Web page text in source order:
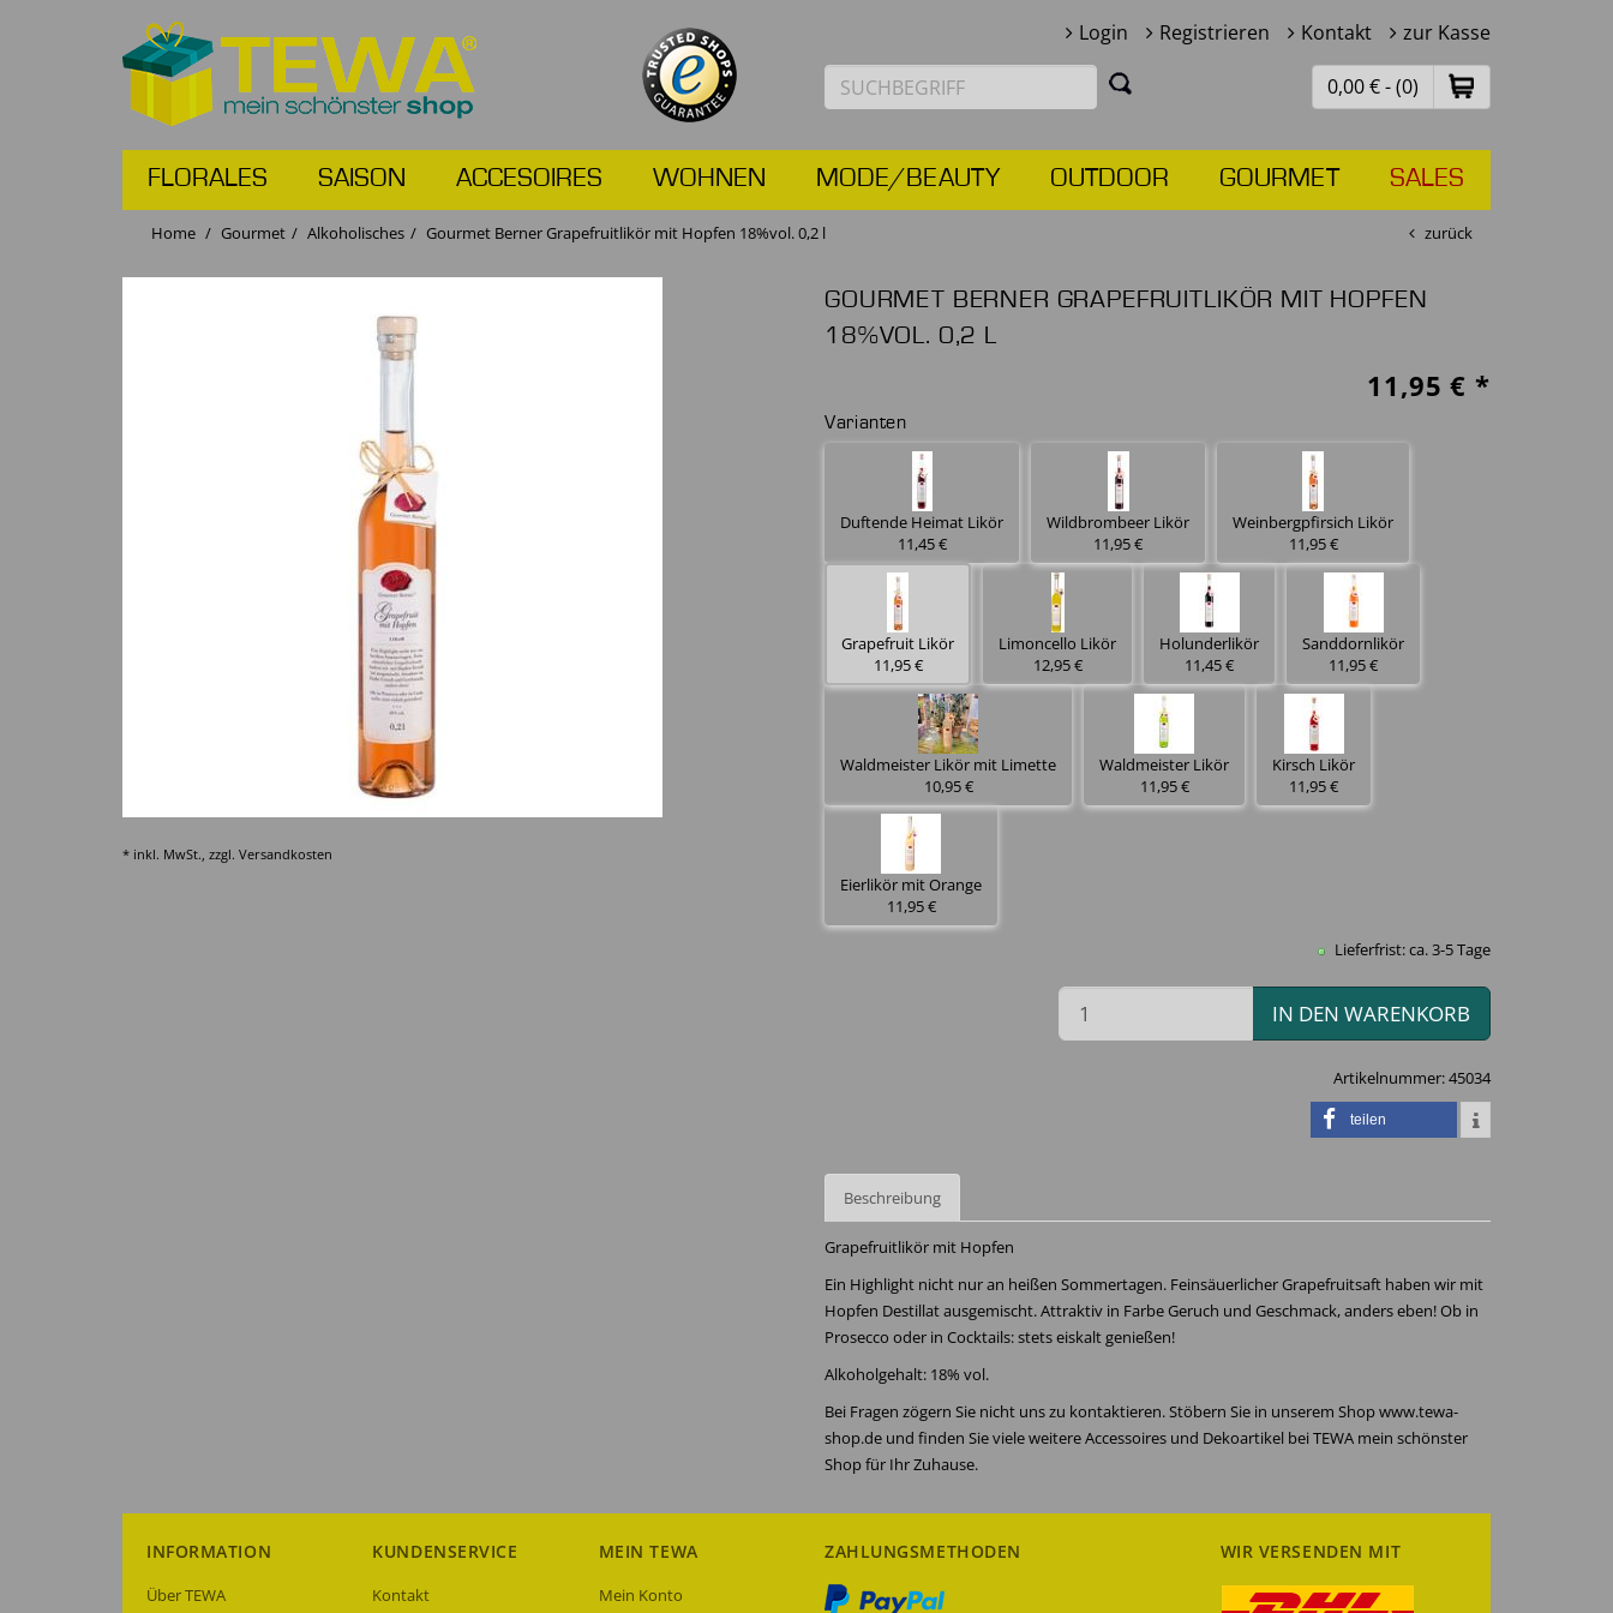
Login Registrieren Kontakt zur Kasse
0,00 € - (0)
FLORALES SAISON ACCESOIRES WOHNEN MODE/BEAUTY OUTDOOR GOURMET SALES
Home Gourmet Alkoholisches Gourmet Berner Grapefruitlikör mit Hopfen 18%vol. 0,2 l zurück
* inkl. MwSt., zzgl. Versandkosten
GOURMET BERNER GRAPEFRUITLIKÖR MIT HOPFEN
18%VOL. 0,2 L
11,95 € *
Varianten
Duftende Heimat Likör
11,45 €
Wildbrombeer Likör
11,95 €
Weinbergpfirsich Likör
11,95 €
Grapefruit Likör
11,95 €
Limoncello Likör
12,95 €
Holunderlikör
11,45 €
Sanddornlikör
11,95 €
Waldmeister Likör mit Limette
10,95 €
Waldmeister Likör
11,95 €
Kirsch Likör
11,95 €
Eierlikör mit Orange
11,95 €
Lieferfrist: ca. 3-5 Tage
IN DEN WARENKORB
Artikelnummer:45034
teilen
Beschreibung
Grapefruitlikör mit Hopfen
Ein Highlight nicht nur an heißen Sommertagen. Feinsäuerlicher Grapefruitsaft haben wir mit
Hopfen Destillat ausgemischt. Attraktiv in Farbe Geruch und Geschmack, anders eben! Ob in
Prosecco oder in Cocktails: stets eiskalt genießen!
Alkoholgehalt: 18% vol.
Bei Fragen zögern Sie nicht uns zu kontaktieren. Stöbern Sie in unserem Shop www.tewa-
shop.de und finden Sie viele weitere Accessoires und Dekoartikel bei TEWA mein schönster
Shop für Ihr Zuhause.
INFORMATION
Über TEWA
KUNDENSERVICE
Kontakt
MEIN TEWA
Mein Konto
ZAHLUNGSMETHODEN WIR VERSENDEN MIT